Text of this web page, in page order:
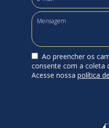
Ao preencher os
consente com a coleta
Acesse nossa política